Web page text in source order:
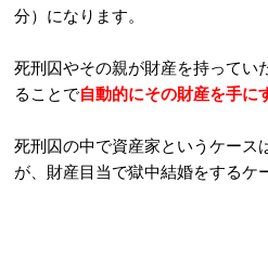
分）になります。
死刑囚やその親が財産を持ってい
ることで自動的にその財産を手に
死刑囚の中で資産家というケース
が、財産目当で獄中結婚をするケ